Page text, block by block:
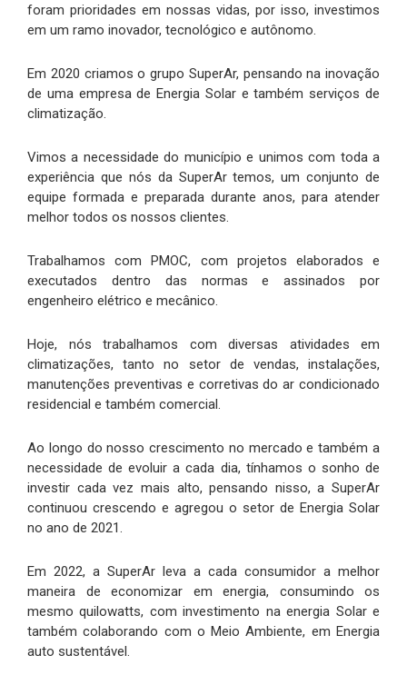
foram prioridades em nossas vidas, por isso, investimos
em um ramo inovador, tecnológico e autônomo.
Em 2020 criamos o grupo SuperAr, pensando na inovação
de uma empresa de Energia Solar e também serviços de
climatização.
Vimos a necessidade do município e unimos com toda a
experiência que nós da SuperAr temos, um conjunto de
equipe formada e preparada durante anos, para atender
melhor todos os nossos clientes.
Trabalhamos com PMOC, com projetos elaborados e
executados dentro das normas e assinados por
engenheiro elétrico e mecânico.
Hoje, nós trabalhamos com diversas atividades em
climatizações, tanto no setor de vendas, instalações,
manutenções preventivas e corretivas do ar condicionado
residencial e também comercial.
Ao longo do nosso crescimento no mercado e também a
necessidade de evoluir a cada dia, tínhamos o sonho de
investir cada vez mais alto, pensando nisso, a SuperAr
continuou crescendo e agregou o setor de Energia Solar
no ano de 2021.
Em 2022, a SuperAr leva a cada consumidor a melhor
maneira de economizar em energia, consumindo os
mesmo quilowatts, com investimento na energia Solar e
também colaborando com o Meio Ambiente, em Energia
auto sustentável.